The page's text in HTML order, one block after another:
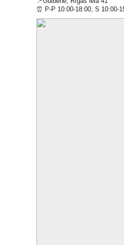
⏰ P-P 10:00-18:00, S 10:00-